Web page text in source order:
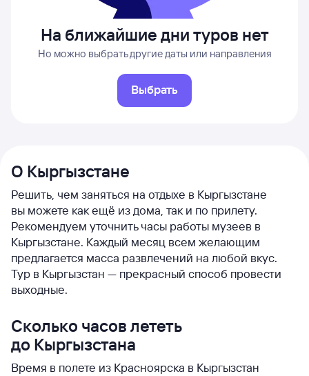
На ближайшие дни туров нет
Но можно выбрать другие даты или направления
Выбрать
О Кыргызстане
Решить, чем заняться на отдыхе в Кыргызстане
вы можете как ещё из дома, так и по прилету.
Рекомендуем уточнить часы работы музеев в
Кыргызстане. Каждый месяц всем желающим
предлагается масса развлечений на любой вкус.
Тур в Кыргызстан — прекрасный способ провести
выходные.
Сколько часов лететь
до Кыргызстана
Время в полете из Красноярска в Кыргызстан